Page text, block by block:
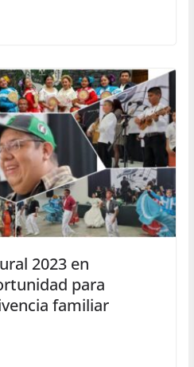
2023 en
para
familiar